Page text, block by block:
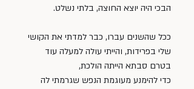
הבכי היה יוצא החוצה, בלתי נשלט.
ככל שהשנים עברו, כבר למדתי את הקושי
שלי בפרידות, והייתי עולה למעלה עוד
בטרם סבתא הייתה הולכת,
כדי להימנע מעוגמת הנפש שגרמתי לה